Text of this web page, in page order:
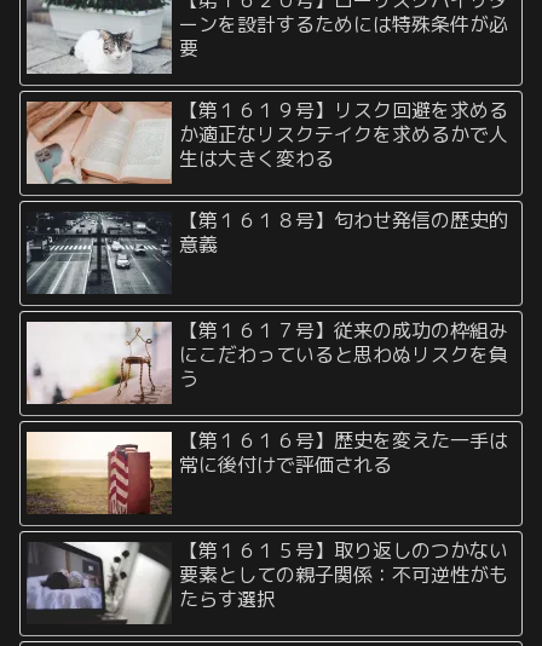
ーンを設計するためには特殊条件が必
要
【第１６１９号】リスク回避を求める
か適正なリスクテイクを求めるかで人
生は大きく変わる
【第１６１８号】匂わせ発信の歴史的
意義
【第１６１７号】従来の成功の枠組み
にこだわっていると思わぬリスクを負
う
【第１６１６号】歴史を変えた一手は
常に後付けで評価される
【第１６１５号】取り返しのつかない
要素としての親子関係：不可逆性がも
たらす選択